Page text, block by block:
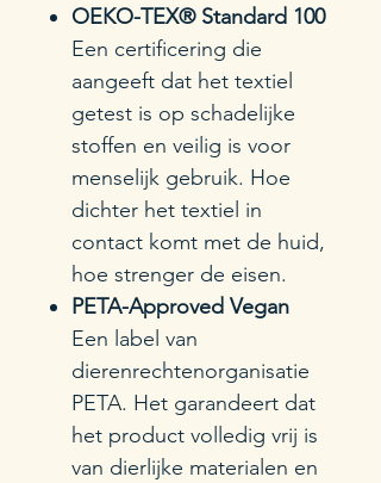
OEKO-TEX® Standard 100
Een certificering die
aangeeft dat het textiel
getest is op schadelijke
stoffen en veilig is voor
menselijk gebruik. Hoe
dichter het textiel in
contact komt met de huid,
hoe strenger de eisen.
PETA-Approved Vegan
Een label van
dierenrechtenorganisatie
PETA. Het garandeert dat
het product volledig vrij is
van dierlijke materialen en